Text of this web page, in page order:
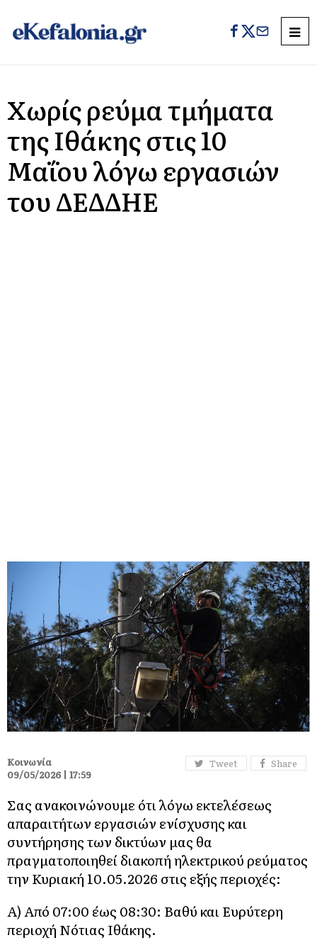
Χωρίς ρεύμα τμήματα
της Ιθάκης στις 10
Μαΐου λόγω εργασιών
του ΔΕΔΔΗΕ
Tweet Share
Κοινωνία
09/05/2026 | 17:59
Σας ανακοινώνουμε ότι λόγω εκτελέσεως
απαραιτήτων εργασιών ενίσχυσης και
συντήρησης των δικτύων μας θα
πραγματοποιηθεί διακοπή ηλεκτρικού ρεύματος
την Κυριακή 10.05.2026 στις εξής περιοχές:
Α) Από 07:00 έως 08:30: Βαθύ και Ευρύτερη
περιοχή Νότιας Ιθάκης.